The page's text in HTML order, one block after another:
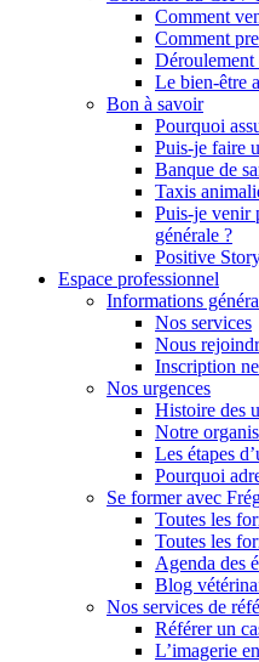
Comment
Comment
Déroulement
Le bien-être
Bon à savoir
Pourquoi
Puis-je faire
Banque de
Taxis
Puis-je venir
générale ?
Positive
Espace professionnel
Informations
Nos services
Nous
Inscription
Nos urgences
Histoire des
Notre
Les étapes
Pourquoi
Se former avec
Toutes les
Toutes les
Agenda des
Blog
Nos services de
Référer un
L’imagerie